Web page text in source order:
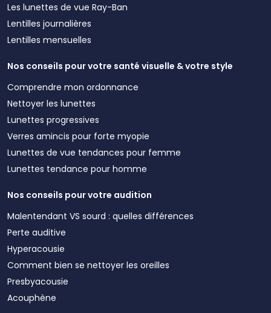
Les lunettes de vue Ray-Ban
Lentilles journalières
Lentilles mensuelles
Nos conseils pour votre santé visuelle & votre style
Comprendre mon ordonnance
Nettoyer les lunettes
Lunettes progressives
Verres amincis pour forte myopie
Lunettes de vue tendances pour femme
Lunettes tendance pour homme
Nos conseils pour votre audition
Malentendant VS sourd : quelles différences
Perte auditive
Hyperacousie
Comment bien se nettoyer les oreilles
Presbyacousie
Acouphène